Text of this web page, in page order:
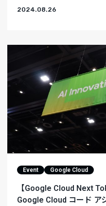
2024.08.26
Event Google Cloud
【Google Cloud Next
Google Cloud コード ア